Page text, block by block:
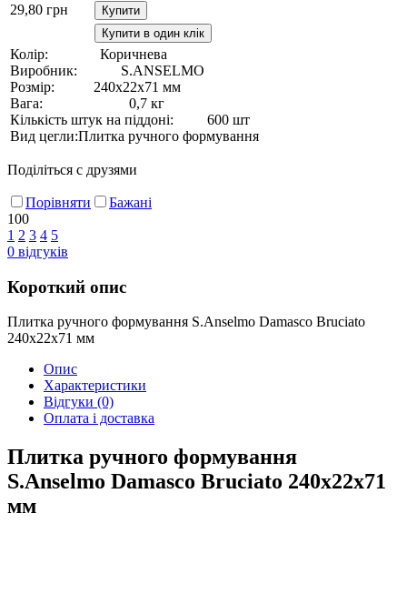
29,80 грн
Купити
Купити в один клік
Колір:
Коричнева
Виробник:
S.ANSELMO
Розмір:
240х22х71 мм
Вага:
0,7 кг
Кількість штук на піддоні:
600 шт
Вид цегли:Плитка ручного формування
Поділіться с друзями
Порівняти
Бажані
100
1 2 3 4 5
0 відгуків
Короткий опис
Плитка ручного формування S.Anselmo Damasco Bruciato
240х22х71 мм
Опис
Характеристики
Відгуки (0)
Оплата і доставка
Плитка ручного формування
S.Anselmo Damasco Bruciato 240х22х71
мм